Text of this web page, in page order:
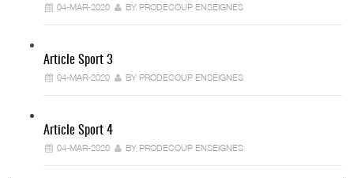
04-MAR-2020 BY PRODECOUP ENSEIGNES
Article Sport 3
04-MAR-2020 BY PRODECOUP ENSEIGNES
Article Sport 4
04-MAR-2020 BY PRODECOUP ENSEIGNES